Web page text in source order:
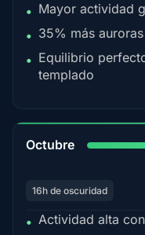
• Mayor actividad
• 35% más
• Equilibrio
templado
Octubre
16h de oscuridad
• Actividad alta